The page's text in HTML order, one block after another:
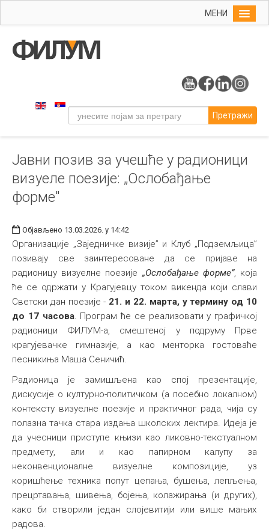
МЕНИ
Упис
Уметност
Издаваштво
Библиотека
Студенти
Претражи
Јавни позив за учешће у радионици
визуеле поезије: „Ослобађање
форме"
Објављено 13.03.2026. у 14:42
Организације „Заједничке визије” и Клуб „Подземљица”
позивају све заинтересоване да се пријаве на
радионицу визуелне поезије „Ослобађање форме”, која
ће се одржати у Крагујевцу током викенда који слави
Светски дан поезије - 21. и 22. марта, у термину од 10
до 17 часова. Програм ће се реализовати у графичкој
радионици ФИЛУМ-а, смештеној у подруму Прве
крагујевачке гимназије, а као менторка гостоваће
песникиња Маша Сеничић.
Радионица је замишљена као спој презентације,
дискусије о културно-политичком (а посебно локалном)
контексту визуелне поезије и практичног рада, чија су
полазна тачка стара издања школских лектира. Идеја је
да учесници приступе књизи као ликовно-текстуалном
предмету, али и као папирном калупу за
неконвенционалне визуелне композиције, уз
коришћење техника попут цепања, бушења, лепљења,
прецртавања, шивења, бојења, колажирања (и других),
како би створили један слојевитији или више мањих
радова.